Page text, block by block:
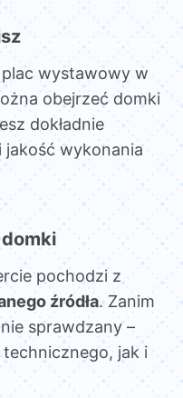
wystawowy w
obejrzeć domki
dokładnie
jakość wykonania
pochodzi z
źródła. Zanim
sprawdzany –
jak i